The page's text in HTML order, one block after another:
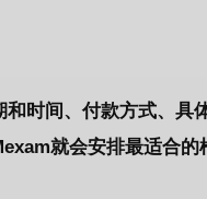
时间、付款方式、
就会安排最适合的